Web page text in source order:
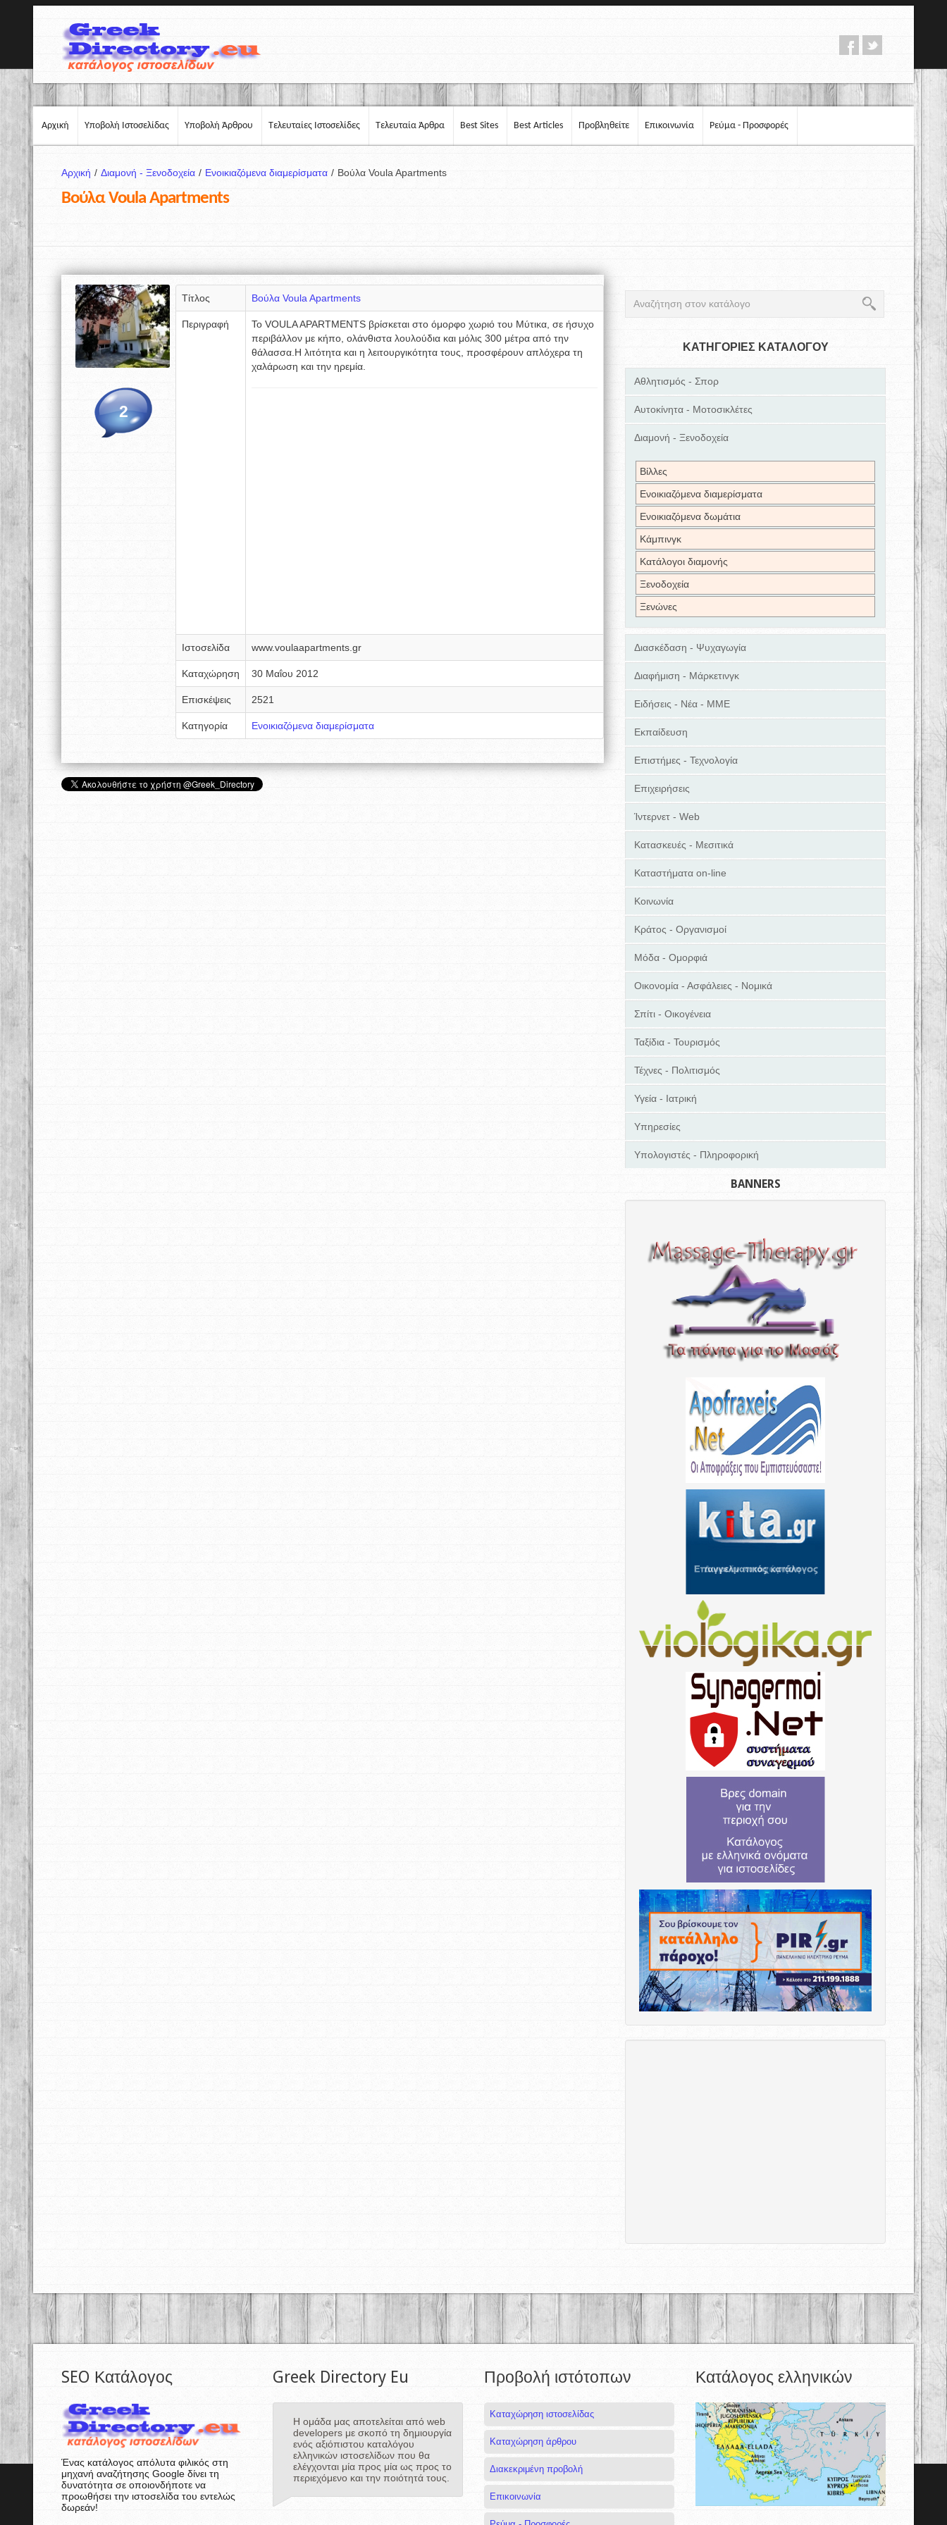
Αρχική Υποβολή Ιστοσελίδας Υποβολή Άρθρου Τελευταίες Ιστοσελίδες Τελευταία Άρθρα Best Sites Best Articles Προβληθείτε Επικοινωνία Ρεύμα - Προσφορές
Αρχική / Διαμονή - Ξενοδοχεία / Ενοικιαζόμενα διαμερίσματα / Βούλα Voula Apartments
Βούλα Voula Apartments
2
Τίτλος Βούλα Voula Apartments
Περιγραφή
Το VOULA APARTMENTS βρίσκεται στο όμορφο χωριό του Μύτικα, σε ήσυχο
περιβάλλον με κήπο, ολάνθιστα λουλούδια και μόλις 300 μέτρα από την
θάλασσα.H λιτότητα και η λειτουργικότητα τους, προσφέρουν απλόχερα τη
χαλάρωση και την ηρεμία.
Ιστοσελίδα www.voulaapartments.gr
Καταχώρηση 30 Μαΐου 2012
Επισκέψεις 2521
Κατηγορία Ενοικιαζόμενα διαμερίσματα
ΚΑΤΗΓΟΡΙΕΣ ΚΑΤΑΛΟΓΟΥ
Αθλητισμός - Σπορ
Αυτοκίνητα - Μοτοσικλέτες
Διαμονή - Ξενοδοχεία
Βίλλες
Ενοικιαζόμενα διαμερίσματα
Ενοικιαζόμενα δωμάτια
Κάμπινγκ
Κατάλογοι διαμονής
Ξενοδοχεία
Ξενώνες
Διασκέδαση - Ψυχαγωγία
Διαφήμιση - Μάρκετινγκ
Ειδήσεις - Νέα - ΜΜΕ
Εκπαίδευση
Επιστήμες - Τεχνολογία
Επιχειρήσεις
Ίντερνετ - Web
Κατασκευές - Μεσιτικά
Καταστήματα on-line
Κοινωνία
Κράτος - Οργανισμοί
Μόδα - Ομορφιά
Οικονομία - Ασφάλειες - Νομικά
Σπίτι - Οικογένεια
Ταξίδια - Τουρισμός
Τέχνες - Πολιτισμός
Υγεία - Ιατρική
Υπηρεσίες
Υπολογιστές - Πληροφορική
BANNERS
SEO Κατάλογος
Ένας κατάλογος απόλυτα φιλικός στη
μηχανή αναζήτησης Google δίνει τη
δυνατότητα σε οποιονδήποτε να
προωθήσει την ιστοσελίδα του εντελώς
δωρεάν!
Greek Directory Eu
Η ομάδα μας αποτελείται από web
developers με σκοπό τη δημιουργία
ενός αξιόπιστου καταλόγου
ελληνικών ιστοσελίδων που θα
ελέγχονται μία προς μία ως προς το
περιεχόμενο και την ποιότητά τους.
Προβολή ιστότοπων
Καταχώρηση ιστοσελίδας
Καταχώρηση άρθρου
Διακεκριμένη προβολή
Επικοινωνία
Κατάλογος ελληνικών